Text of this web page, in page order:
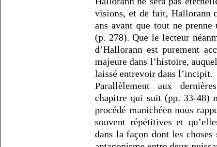
visions, et de fait, Hallorann
ans avant que tout ne
(p. 278). Que le lecteur
d’Hallorann est purement
majeure dans l’histoire,
laissé entrevoir dans l’incipit.
Parallèlement aux
chapitre qui suit (pp. 33-48)
procédé manichéen nous
souvent répétitives et
dans la façon dont les